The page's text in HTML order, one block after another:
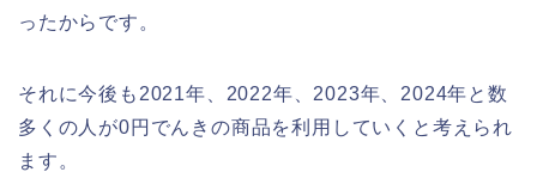
ったからです。
それに今後も2021年、2022年、2023年、2024年と数
多くの人が0円でんきの商品を利用していくと考えられ
ます。